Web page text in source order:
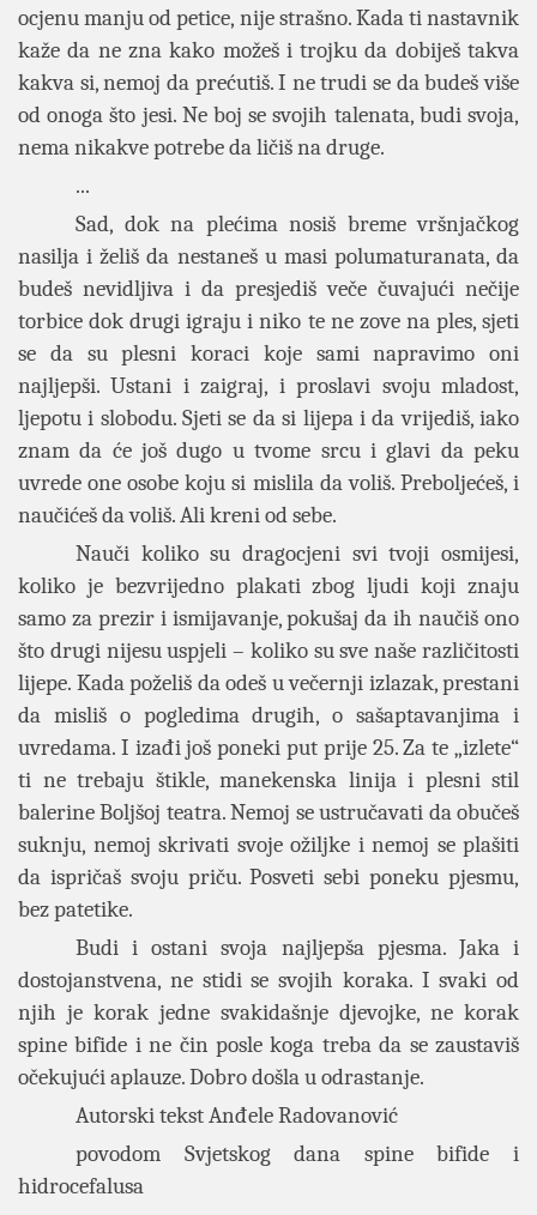
ocjenu manju od petice, nije strašno. Kada ti nastavnik
kaže da ne zna kako možeš i trojku da dobiješ takva
kakva si, nemoj da prećutiš. I ne trudi se da budeš više
od onoga što jesi. Ne boj se svojih talenata, budi svoja,
nema nikakve potrebe da ličiš na druge.
...
Sad, dok na plećima nosiš breme vršnjačkog
nasilja i želiš da nestaneš u masi polumaturanata, da
budeš nevidljiva i da presjediš veče čuvajući nečije
torbice dok drugi igraju i niko te ne zove na ples, sjeti
se da su plesni koraci koje sami napravimo oni
najljepši. Ustani i zaigraj, i proslavi svoju mladost,
ljepotu i slobodu. Sjeti se da si lijepa i da vrijediš, iako
znam da će još dugo u tvome srcu i glavi da peku
uvrede one osobe koju si mislila da voliš. Preboljećeš, i
naučićeš da voliš. Ali kreni od sebe.
Nauči koliko su dragocjeni svi tvoji osmijesi,
koliko je bezvrijedno plakati zbog ljudi koji znaju
samo za prezir i ismijavanje, pokušaj da ih naučiš ono
što drugi nijesu uspjeli – koliko su sve naše različitosti
lijepe. Kada poželiš da odeš u večernji izlazak, prestani
da misliš o pogledima drugih, o sašaptavanjima i
uvredama. I izađi još poneki put prije 25. Za te „izlete“
ti ne trebaju štikle, manekenska linija i plesni stil
balerine Boljšoj teatra. Nemoj se ustručavati da obučeš
suknju, nemoj skrivati svoje ožiljke i nemoj se plašiti
da ispričaš svoju priču. Posveti sebi poneku pjesmu,
bez patetike.
Budi i ostani svoja najljepša pjesma. Jaka i
dostojanstvena, ne stidi se svojih koraka. I svaki od
njih je korak jedne svakidašnje djevojke, ne korak
spine bifide i ne čin posle koga treba da se zaustaviš
očekujući aplauze. Dobro došla u odrastanje.
Autorski tekst Anđele Radovanović
povodom Svjetskog dana spine bifide i
hidrocefalusa